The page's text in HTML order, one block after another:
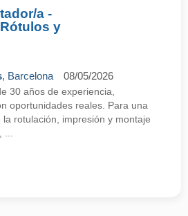
a -
y
, Barcelona 08/05/2026
30 años de experiencia,
oportunidades reales. Para una
rotulación, impresión y montaje